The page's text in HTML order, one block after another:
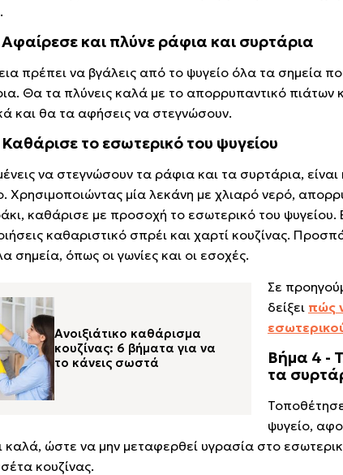
και πλύνε ράφια και συρτάρια
πρέπει να βγάλεις από το ψυγείο όλα τα σημεία
Θα τα πλύνεις καλά με το απορρυπαντικό πιάτων
και θα τα αφήσεις να στεγνώσουν.
το εσωτερικό του ψυγείου
να στεγνώσουν τα ράφια και τα συρτάρια,
Χρησιμοποιώντας μία λεκάνη με χλιαρό νερό,
καθάρισε με προσοχή το εσωτερικό του ψυγείου.
καθαριστικό σπρέι και χαρτί κουζίνας.
σημεία, όπως οι γωνίες και οι εσοχές.
Ανοιξιάτικο καθάρισμα
κουζίνας: 6 βήματα για να
το κάνεις σωστά
Σε
δείξει πώς
Βήμα 4 -
τα
ψυγείο,
καλά, ώστε να μην μεταφερθεί υγρασία στο
κουζίνας.